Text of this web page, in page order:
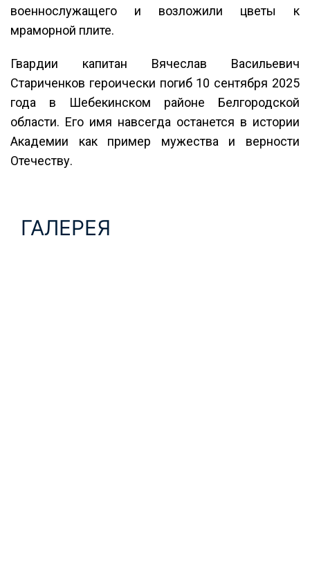
военнослужащего и возложили цветы к
мраморной плите.
Гвардии капитан Вячеслав Васильевич
Стариченков героически погиб 10 сентября 2025
года в Шебекинском районе Белгородской
области. Его имя навсегда останется в истории
Академии как пример мужества и верности
Отечеству.
ГАЛЕРЕЯ